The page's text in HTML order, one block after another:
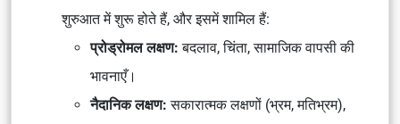
शुरुआत में शुरू होते हैं, और इसमें शामिल हैं:
प्रोड्रोमल लक्षण:बदलाव, चिंता, सामाजिक वापसी की
भावनाएँ।
नैदानिक ​​लक्षण:सकारात्मक लक्षणों (भ्रम, मतिभ्रम),